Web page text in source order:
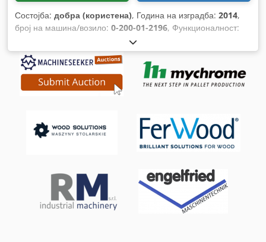
Состојба: добра (користена), Година на изградба: 2014,
број на машина/возило: 0-200-01-2196, Функционалност:
, влезен струја:
прилагодување на висина:електричен, брзина на
напојување по X-оста:25 м/мин
, тип на активирање:
електричен, вкупна висина: 2.000 мм, вкупна должина:
7.850 мм, вкупна ширина:2.300 мм , вкупна тежина:5.000